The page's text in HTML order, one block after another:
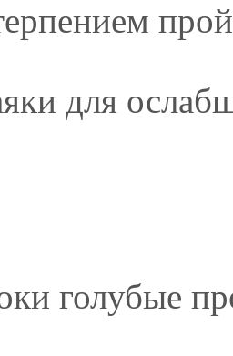
для
голубые